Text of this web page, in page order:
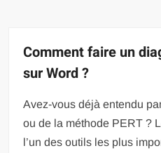
Comment faire un
sur Word ?
Avez-vous déjà entendu
ou de la méthode PERT ?
l’un des outils les plus